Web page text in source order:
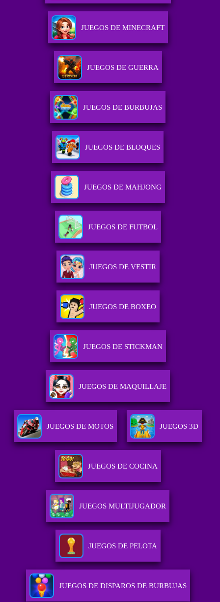
JUEGOS DE MINECRAFT
JUEGOS DE GUERRA
JUEGOS DE BURBUJAS
JUEGOS DE BLOQUES
JUEGOS DE MAHJONG
JUEGOS DE FUTBOL
JUEGOS DE VESTIR
JUEGOS DE BOXEO
JUEGOS DE STICKMAN
JUEGOS DE MAQUILLAJE
JUEGOS DE MOTOS JUEGOS 3D
JUEGOS DE COCINA
JUEGOS MULTIJUGADOR
JUEGOS DE PELOTA
JUEGOS DE DISPAROS DE BURBUJAS